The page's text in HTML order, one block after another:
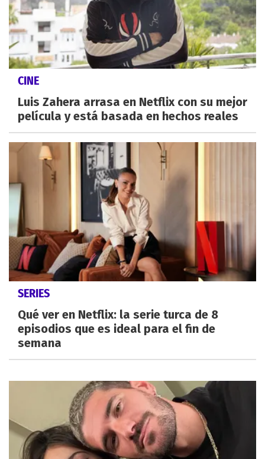
CINE
Luis Zahera arrasa en Netflix con su mejor
película y está basada en hechos reales
SERIES
Qué ver en Netflix: la serie turca de 8
episodios que es ideal para el fin de
semana